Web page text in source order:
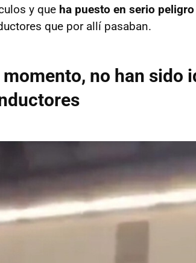
y que ha puesto en serio
que por allí pasaban.
momento, no han sido